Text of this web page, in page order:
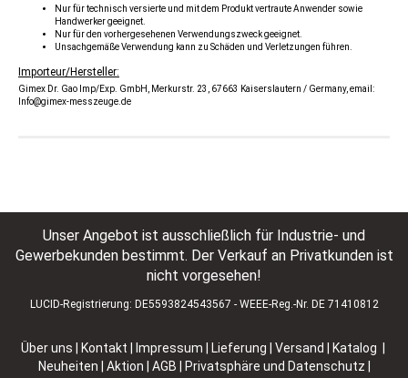
Nur für technisch versierte und mit dem Produkt vertraute Anwender sowie
Handwerker geeignet.
Nur für den vorhergesehenen Verwendungszweck geeignet.
Unsachgemäße Verwendung kann zu Schäden und Verletzungen führen.
Importeur/Hersteller:
Gimex Dr. Gao Imp/Exp. GmbH, Merkurstr. 23, 67663 Kaiserslautern / Germany, email:
Info@gimex-messzeuge.de
Unser Angebot ist ausschließlich für Industrie- und
Gewerbekunden bestimmt. Der Verkauf an Privatkunden ist
nicht vorgesehen!
LUCID-Registrierung: DE5593824543567 - WEEE-Reg.-Nr. DE 71410812
Über uns Kontakt Impressum Lieferung | Versand
Katalog |
Neuheiten | Aktion
AGB Privatsphäre und Datenschutz